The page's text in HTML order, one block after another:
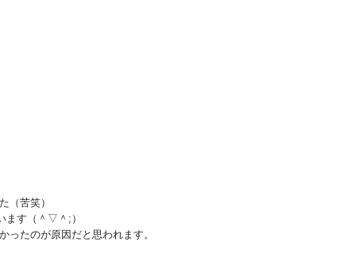
（苦笑）
ます（＾▽＾;）
ったのが原因だと思われます。